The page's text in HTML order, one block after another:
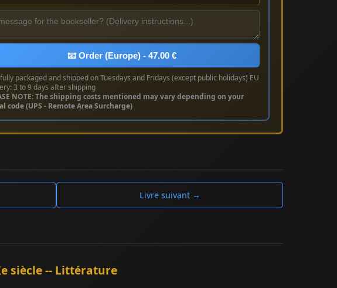
📧 Order (Europe) - 47.00 €
packaged and shipped on Tuesdays and Fridays (except public holidays) EU
3 to 9 days after shipping
NOTE: The shipping costs mentioned may vary depending on your
code (UPS - Remote Area Surcharge)
Livre suivant →
siècle -- Littérature